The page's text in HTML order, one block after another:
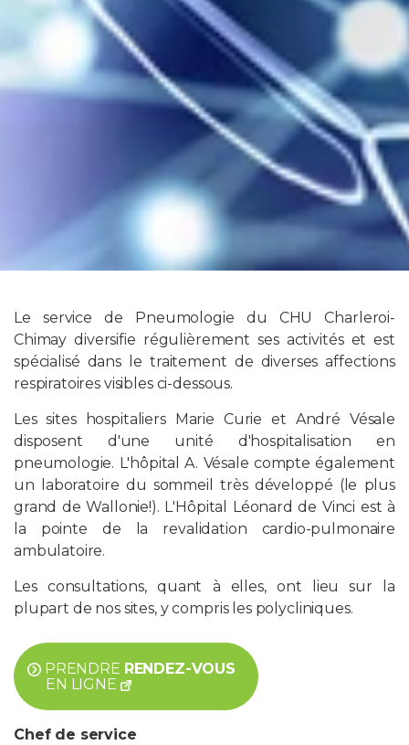
Le service de Pneumologie du CHU Charleroi-
Chimay diversifie régulièrement ses activités et est
spécialisé dans le traitement de diverses affections
respiratoires visibles ci-dessous.
Les sites hospitaliers Marie Curie et André Vésale
disposent d'une unité d'hospitalisation en
pneumologie. L'hôpital A. Vésale compte également
un laboratoire du sommeil très développé (le plus
grand de Wallonie!). L'Hôpital Léonard de Vinci est à
la pointe de la revalidation cardio-pulmonaire
ambulatoire.
Les consultations, quant à elles, ont lieu sur la
plupart de nos sites, y compris les polycliniques.
PRENDRE RENDEZ-VOUS
EN LIGNE
Chef de service